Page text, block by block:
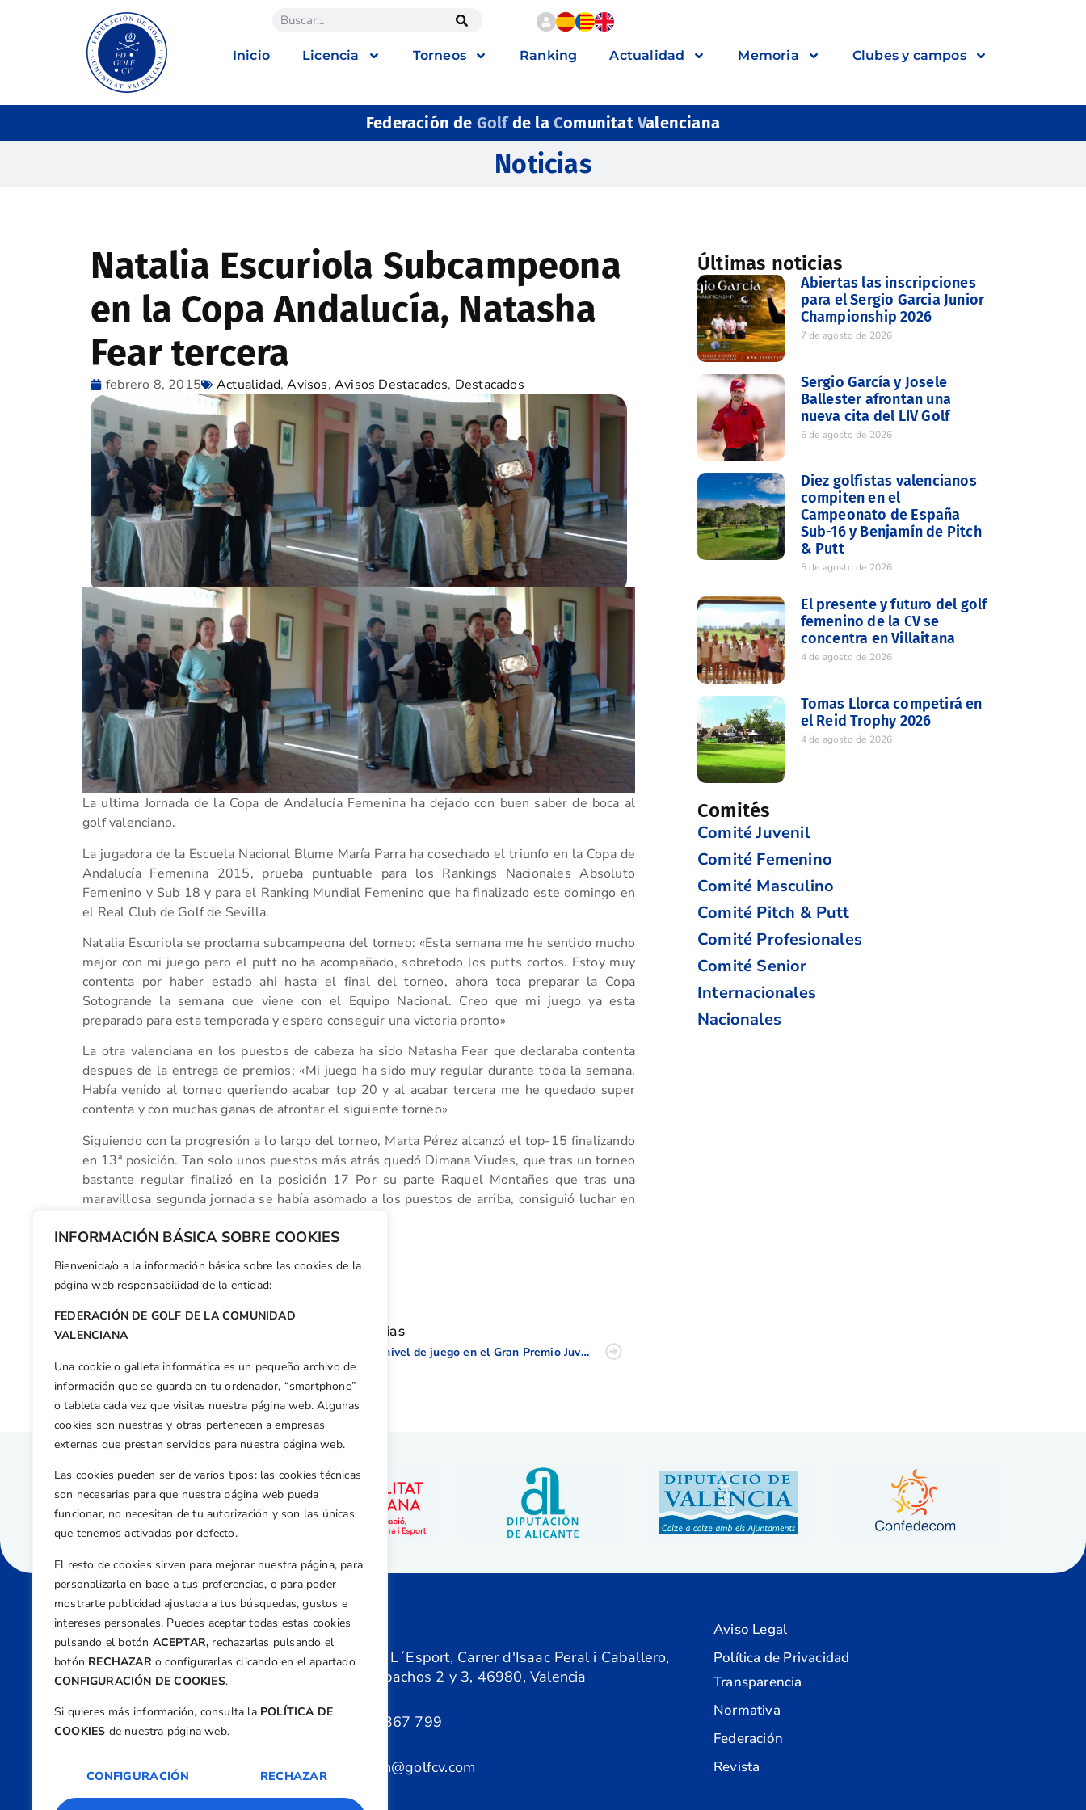
INFORMACIÓN BÁSICA SOBRE COOKIES
Bienvenida/o a la información básica sobre las cookies de la
página web responsabilidad de la entidad:
FEDERACIÓN DE GOLF DE LA COMUNIDAD
VALENCIANA
Una cookie o galleta informática es un pequeño archivo de
información que se guarda en tu ordenador, “smartphone”
o tableta cada vez que visitas nuestra página web. Algunas
cookies son nuestras y otras pertenecen a empresas
externas que prestan servicios para nuestra página web.
Las cookies pueden ser de varios tipos: las cookies técnicas
son necesarias para que nuestra página web pueda
funcionar, no necesitan de tu autorización y son las únicas
que tenemos activadas por defecto.
El resto de cookies sirven para mejorar nuestra página, para
personalizarla en base a tus preferencias, o para poder
mostrarte publicidad ajustada a tus búsquedas, gustos e
intereses personales. Puedes aceptar todas estas cookies
pulsando el botón ACEPTAR, rechazarlas pulsando el
botón RECHAZARo configurarlas clicando en el apartado
CONFIGURACIÓN DE COOKIES.
Si quieres más información, consulta la POLÍTICA DE
COOKIES de nuestra página web.
CONFIGURACIÓN RECHAZAR
Inicio Licencia Torneos Ranking Actualidad Memoria Clubes y campos
Federación de Golfde la ComunitatValenciana
Noticias
Natalia Escuriola Subcampeona
en la Copa Andalucía, Natasha
Fear tercera
febrero 8, 2015 Actualidad,Avisos,Avisos Destacados, Destacados
La ultima Jornada de la Copa de Andalucía Femenina ha dejado con buen saber de boca al
golf valenciano.
La jugadora de la Escuela Nacional Blume María Parra ha cosechado el triunfo en la Copa de
Andalucía Femenina 2015, prueba puntuable para los Rankings Nacionales Absoluto
Femenino y Sub 18 y para el Ranking Mundial Femenino que ha finalizado este domingo en
el Real Club de Golf de Sevilla.
Natalia Escuriola se proclama subcampeona del torneo: «Esta semana me he sentido mucho
mejor con mi juego pero el putt no ha acompañado, sobretodo los putts cortos. Estoy muy
contenta por haber estado ahi hasta el final del torneo, ahora toca preparar la Copa
Sotogrande la semana que viene con el Equipo Nacional. Creo que mi juego ya esta
preparado para esta temporada y espero conseguir una victoria pronto»
La otra valenciana en los puestos de cabeza ha sido Natasha Fear que declaraba contenta
despues de la entrega de premios: «Mi juego ha sido muy regular durante toda la semana.
Había venido al torneo queriendo acabar top 20 y al acabar tercera me he quedado super
contenta y con muchas ganas de afrontar el siguiente torneo»
Siguiendo con la progresión a lo largo del torneo, Marta Pérez alcanzó el top-15 finalizando
en 13ª posición. Tan solo unos puestos más atrás quedó Dimana Viudes, que tras un torneo
bastante regular finalizó en la posición 17 Por su parte Raquel Montañes que tras una
maravillosa segunda jornada se había asomado a los puestos de arriba, consiguió luchar en
Facebook
X WhatsApp
LinkedIn
Email
Otras noticias
Alto nivel de juego en el Gran Premio Juvenil
Últimas noticias
Abiertas las inscripciones
para el Sergio Garcia Junior
Championship 2026
7 de agosto de 2026
Sergio García y Josele
Ballester afrontan una
nueva cita del LIV Golf
6 de agosto de 2026
Diez golfistas valencianos
compiten en el
Campeonato de España
Sub-16 y Benjamín de Pitch
& Putt
5 de agosto de 2026
El presente y futuro del golf
femenino de la CV se
concentra en Villaitana
4 de agosto de 2026
Tomas Llorca competirá en
el Reid Trophy 2026
4 de agosto de 2026
Comités
Comité Juvenil
Comité Femenino
Comité Masculino
Comité Pitch & Putt
Comité Profesionales
Comité Senior
Internacionales
Nacionales
Dirección
Centre de L´Esport, Carrer d'Isaac Peral i Caballero,
Nº 5, Despachos 2 y 3, 46980, Valencia
+34 961 367 799
federacion@golfcv.com
Aviso Legal
Política de Privacidad
Transparencia
Normativa
Federación
Revista